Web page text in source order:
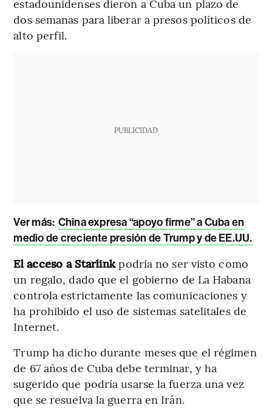
estadounidenses dieron a Cuba un plazo de
dos semanas para liberar a presos políticos de
alto perfil.
PUBLICIDAD
Ver más: China expresa “apoyo firme” a Cuba en
medio de creciente presión de Trump y de EE.UU.
El acceso a Starlinkpodría no ser visto como
un regalo, dado que el gobierno de La Habana
controla estrictamente las comunicaciones y
ha prohibido el uso de sistemas satelitales de
Internet.
Trump ha dicho durante meses que el régimen
de 67 años de Cuba debe terminar, y ha
sugerido que podría usarse la fuerza una vez
que se resuelva la guerra en Irán.